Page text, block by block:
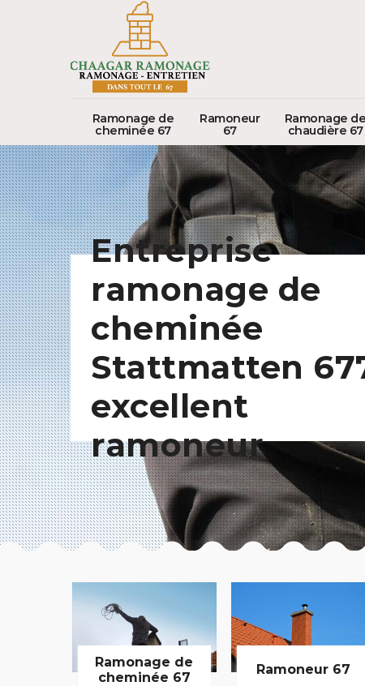
Ramonage de
cheminée 67
Ramoneur
67
Ramonage de
chaudière 67
Entreprise
ramonage de
cheminée
Stattmatten
excellent
ramoneur
Ramonage de
cheminée 67
Ramoneur 67